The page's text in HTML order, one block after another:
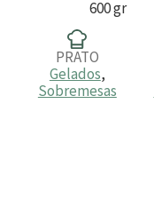
600gr
PRATO
Gelados,
Sobremesas